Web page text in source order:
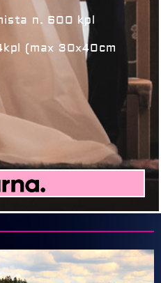
n. 600 kpl
(max 30x40cm